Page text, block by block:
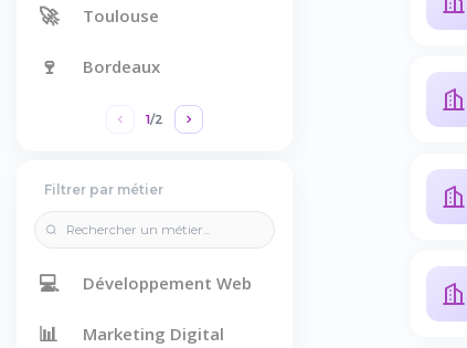
🚀 Toulouse
🍷 Bordeaux
1/2
Filtrer par métier
💻 Développement Web
📊 Marketing Digital